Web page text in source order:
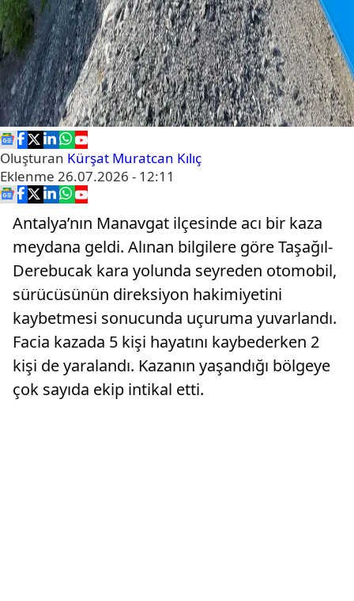
Oluşturan Kürşat Muratcan Kılıç
Eklenme 26.07.2026 - 12:11
Antalya’nın Manavgat ilçesinde acı bir kaza
meydana geldi. Alınan bilgilere göre Taşağıl-
Derebucak kara yolunda seyreden otomobil,
sürücüsünün direksiyon hakimiyetini
kaybetmesi sonucunda uçuruma yuvarlandı.
Facia kazada 5 kişi hayatını kaybederken 2
kişi de yaralandı. Kazanın yaşandığı bölgeye
çok sayıda ekip intikal etti.